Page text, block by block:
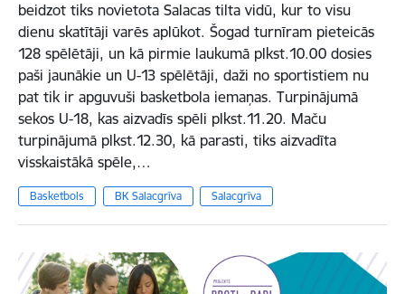
beidzot tiks novietota Salacas tilta vidū, kur to visu
dienu skatītāji varēs aplūkot. Šogad turnīram pieteicās
128 spēlētāji, un kā pirmie laukumā plkst.10.00 dosies
paši jaunākie un U-13 spēlētāji, daži no sportistiem nu
pat tik ir apguvuši basketbola iemaņas. Turpinājumā
sekos U-18, kas aizvadīs spēli plkst.11.20. Maču
turpinājumā plkst.12.30, kā parasti, tiks aizvadīta
visskaistākā spēle,…
Basketbols BK Salacgrīva Salacgrīva